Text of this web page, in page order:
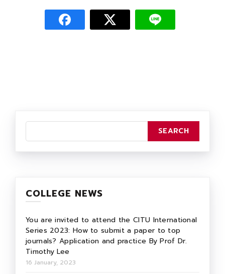
COLLEGE NEWS
You are invited to attend the CITU International
Series 2023: How to submit a paper to top
journals? Application and practice By Prof Dr.
Timothy Lee
16 January, 2023